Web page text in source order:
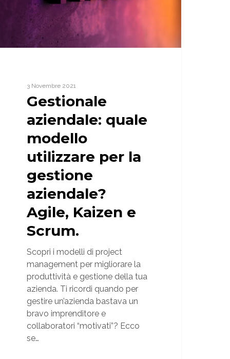
3 Novembre 2021
Gestionale
aziendale: quale
modello
utilizzare per la
gestione
aziendale?
Agile, Kaizen e
Scrum.
Scopri i modelli di project
management per migliorare la
produttività e gestione della tua
azienda. Ti ricordi quando per
gestire un’azienda bastava un
bravo imprenditore e
collaboratori “motivati”? Ecco
se…